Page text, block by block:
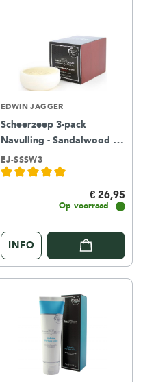
EDWIN JAGGER
Scheerzeep 3-pack
Navulling - Sandalwood
195g
EJ-SSSW3
€ 26,95
Op voorraad
INFO